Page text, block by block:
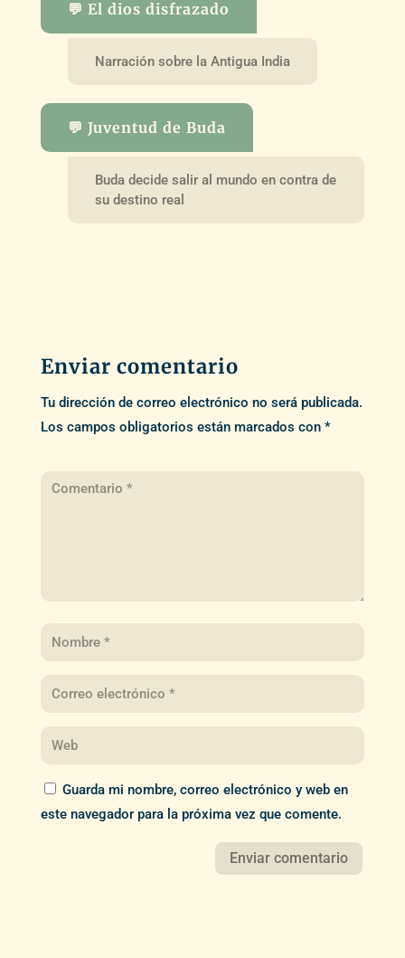
💬 El dios disfrazado
Narración sobre la Antigua India
💬 Juventud de Buda
Buda decide salir al mundo en contra de
su destino real
Enviar comentario
Tu dirección de correo electrónico no será publicada.
Los campos obligatorios están marcados con *
Guarda mi nombre, correo electrónico y web en
este navegador para la próxima vez que comente.